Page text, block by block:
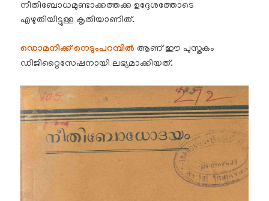
നീതിബോധമുണ്ടാക്കത്തക്ക ഉദ്ദേശത്തോടെ
എഴുതിയിട്ടുള്ള കൃതിയാണിത്.
ഡൊമനിക്ക് നെടും‌പറമ്പിൽ ആണ് ഈ പുസ്തകം
ഡിജിറ്റൈസേഷനായി ലഭ്യമാക്കിയത്.